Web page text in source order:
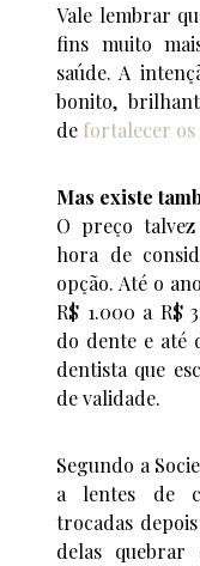
Vale lembrar
fins muito
saúde. A
bonito,
de fortalecer os
Mas existe
O preço
hora de
opção. Até o
R$ 1.000 a R$
do dente e até
dentista que
de validade.
Segundo a
a lentes de
trocadas
delas